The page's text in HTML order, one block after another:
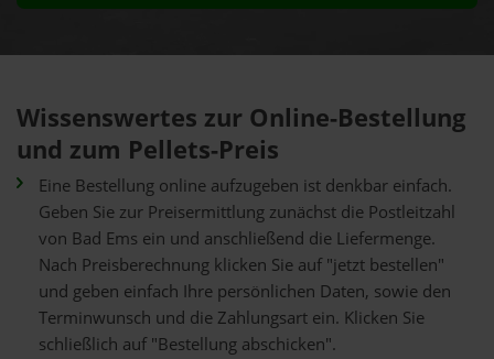
Wissenswertes zur Online-Bestellung
und zum Pellets-Preis
Eine Bestellung online aufzugeben ist denkbar einfach.
Geben Sie zur Preisermittlung zunächst die Postleitzahl
von Bad Ems ein und anschließend die Liefermenge.
Nach Preisberechnung klicken Sie auf "jetzt bestellen"
und geben einfach Ihre persönlichen Daten, sowie den
Terminwunsch und die Zahlungsart ein. Klicken Sie
schließlich auf "Bestellung abschicken".